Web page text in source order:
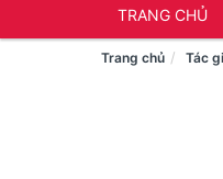
TRANG CHỦ
Trang chủ Tác